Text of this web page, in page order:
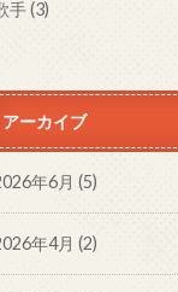
手(3)
アーカイブ
年6月 (5)
年4月 (2)